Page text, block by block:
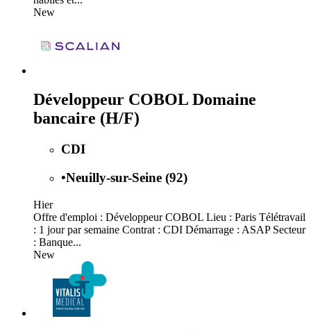
New
Développeur COBOL Domaine
bancaire (H/F)
CDI
•Neuilly-sur-Seine (92)
Hier
Offre d'emploi : Développeur COBOL Lieu : Paris Télétravail
: 1 jour par semaine Contrat : CDI Démarrage : ASAP Secteur
: Banque...
New